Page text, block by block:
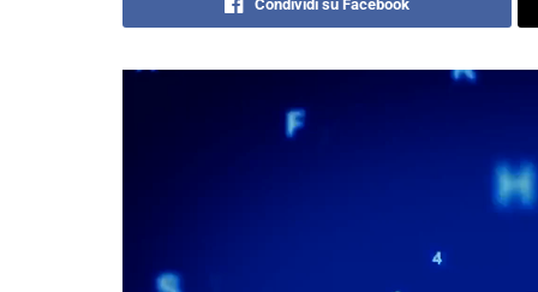
Condividi su Facebook